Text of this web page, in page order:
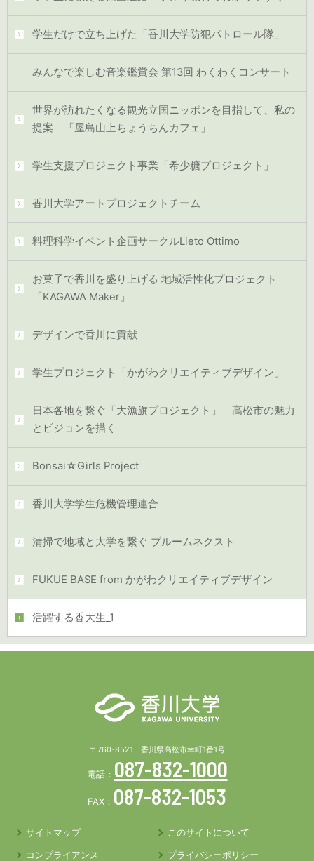
学生だけで立ち上げた「香川大学防犯パトロール隊」
みんなで楽しむ音楽鑑賞会 第13回 わくわくコンサート
世界が訪れたくなる観光立国ニッポンを目指して、私の
提案 「屋島山上ちょうちんカフェ」
学生支援プロジェクト事業「希少糖プロジェクト」
香川大学アートプロジェクトチーム
料理科学イベント企画サークルLieto Ottimo
お菓子で香川を盛り上げる 地域活性化プロジェクト
「KAGAWA Maker」
デザインで香川に貢献
学生プロジェクト「かがわクリエイティブデザイン」
日本各地を繋ぐ「大漁旗プロジェクト」 高松市の魅力
とビジョンを描く
Bonsai☆Girls Project
香川大学学生危機管理連合
清掃で地域と大学を繋ぐ ブルームネクスト
FUKUE BASE from かがわクリエイティブデザイン
活躍する香大生_1
〒760-8521 香川県高松市幸町1番1号
電話： 087-832-1000
FAX： 087-832-1053
サイトマップ
このサイトについて
コンプライアンス
プライバシーポリシー